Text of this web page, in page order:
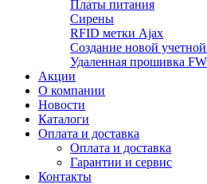
Платы питания
Сирены
RFID метки Ajax
Создание новой
Удаленная прошивка
Акции
О компании
Новости
Каталоги
Оплата и доставка
Оплата и доставка
Гарантии и сервис
Контакты